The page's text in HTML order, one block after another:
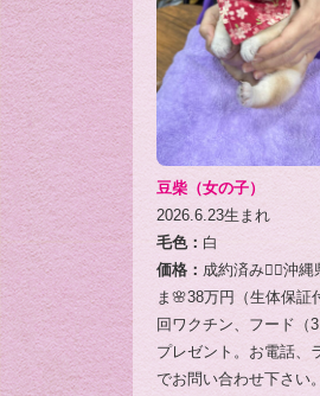
豆柴（女の子）
2026.6.23生まれ
毛色： 白
価格： 成約済み🙇‍♂️沖縄
ま🌸38万円（生体保証
回ワクチン、フード（3
プレゼント。お電話、
でお問い合わせ下さい